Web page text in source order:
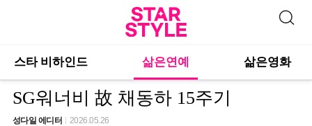
스타 비하인드 삶은연예 삶은영화
SG워너비 故 채동하 15주기
성다일 에디터 2026.05.26